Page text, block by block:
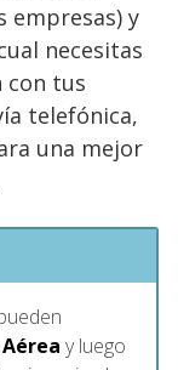
empresas) y
necesitas
con tus
telefónica,
una mejor
y luego